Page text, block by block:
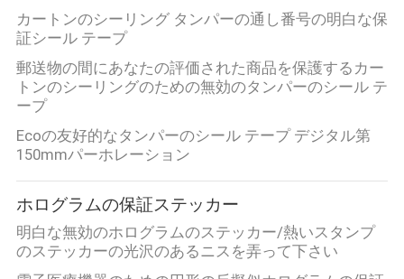
ポ
リ
シ
ー
カートンのシーリング タンパーの通し番号の明白な保
証シール テープ
郵送物の間にあなたの評価された商品を保護するカー
トンのシーリングのための無効のタンパーのシール テ
ープ
Ecoの友好的なタンパーのシール テープ デジタル第
150mmパーホレーション
ホログラムの保証ステッカー
明白な無効のホログラムのステッカー/熱いスタンプ
のステッカーの光沢のあるニスを弄って下さい